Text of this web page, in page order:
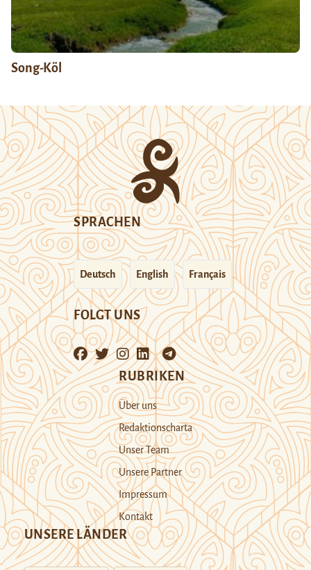
Song-Köl
SPRACHEN
Deutsch English Français
FOLGT UNS
RUBRIKEN
Über uns
Redaktionscharta
Unser Team
Unsere Partner
Impressum
Kontakt
UNSERE LÄNDER